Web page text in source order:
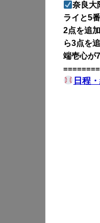
奈良大
ライと5
2点を追
ら3点を
端壱心が
日程